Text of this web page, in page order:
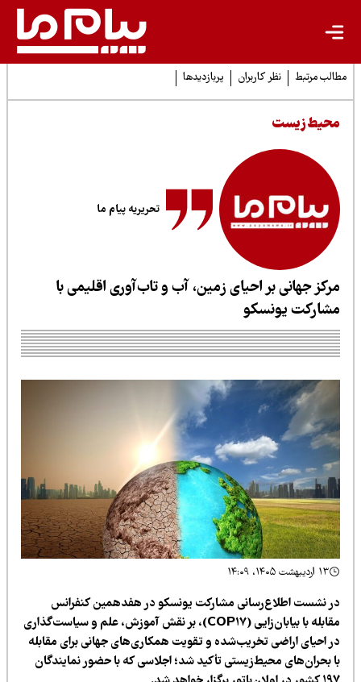
مرتبط نظر کاربران پربازدیدها
زیست
تحریریه پیام ما
جهانی بر احیای زمین، آب و تاب‌آوری اقلیمی با
یونسکو
نشست اطلاع‌رسانی مشارکت یونسکو در هفدهمین کنفرانس
مقابله با بیابان‌زایی (COP17)، بر نقش آموزش، علم و سیاست‌گذاری
احیای اراضی تخریب‌شده و تقویت همکاری‌های جهانی برای مقابله
بحران‌های محیط‌زیستی تأکید شد؛ اجلاسی که با حضور نمایندگان